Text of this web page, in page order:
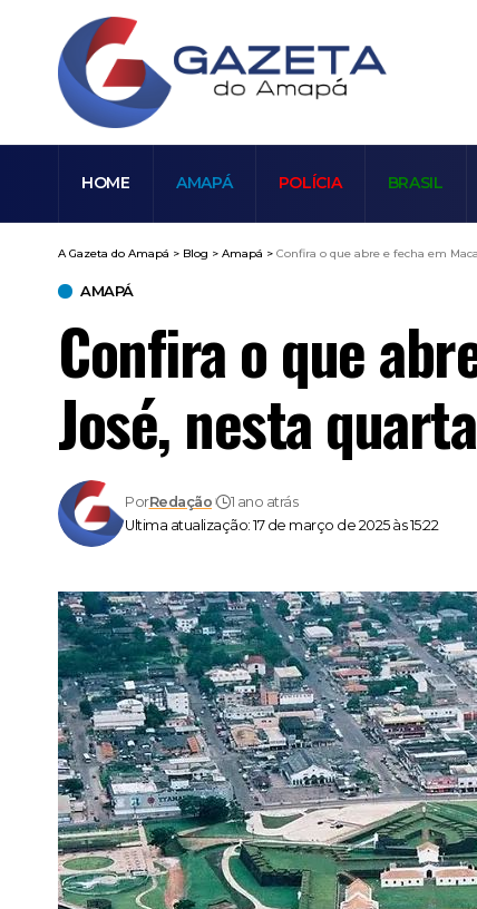
HOME AMAPÁ POLÍCIA BRASIL
A Gazeta do Amapá > Blog > Amapá > Confira o que abre e fecha em
AMAPÁ
Confira o que
José, nesta
Ultima atualização: 17 de março de 2025 às 15:22
PorRedação 1 ano atrás